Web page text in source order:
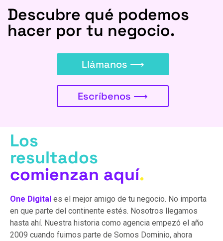
Descubre qué podemos
hacer por tu negocio.
Llámanos ⟶
Escríbenos ⟶
Los
resultados
comienzan aquí.
One Digital es el mejor amigo de tu negocio. No importa
en que parte del continente estés. Nosotros llegamos
hasta ahí. Nuestra historia como agencia empezó el año
2009 cuando fuimos parte de Somos Dominio, ahora